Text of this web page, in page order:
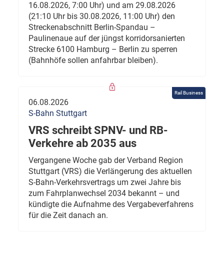
16.08.2026, 7:00 Uhr) und am 29.08.2026
(21:10 Uhr bis 30.08.2026, 11:00 Uhr) den
Streckenabschnitt Berlin-Spandau –
Paulinenaue auf der jüngst korridorsanierten
Strecke 6100 Hamburg – Berlin zu sperren
(Bahnhöfe sollen anfahrbar bleiben).
Rail Business
06.08.2026
S-Bahn Stuttgart
VRS schreibt SPNV- und RB-
Verkehre ab 2035 aus
Vergangene Woche gab der Verband Region
Stuttgart (VRS) die Verlängerung des aktuellen
S-Bahn-Verkehrsvertrags um zwei Jahre bis
zum Fahrplanwechsel 2034 bekannt – und
kündigte die Aufnahme des Vergabeverfahrens
für die Zeit danach an.